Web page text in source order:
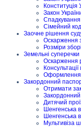
Конституція
Закон
Спадкування
Сімейний
Заочне рішення
Оскарження
Розміри
Земельні суперечки
Оскарження
Оформлення
Закордонний
Отримати
Закордонний
Дитячий
Шенгенська
Шенгенська
Мультивіза